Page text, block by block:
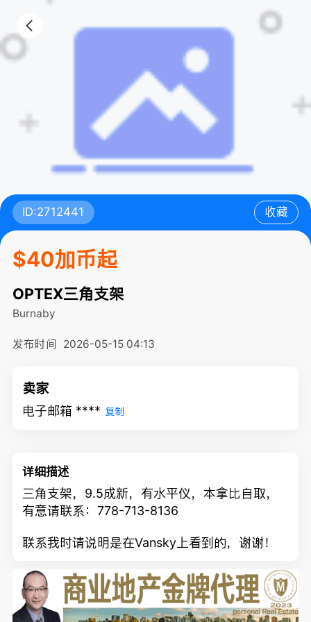
ID:2712441 收藏
$40加币起
OPTEX三角支架
Burnaby
发布时间 2026-05-15 04:13
卖家
电子邮箱 **** 复制
详细描述
三角支架，9.5成新，有水平仪，本拿比自取，
有意请联系：778-713-8136
联系我时请说明是在Vansky上看到的，谢谢！